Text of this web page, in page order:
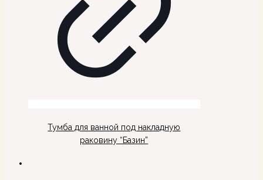
Тумба для ванной под накладную
раковину “Базин”